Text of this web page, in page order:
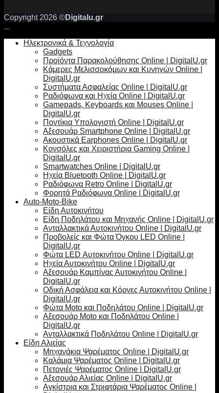
Copyright 2026 ©Digitalu.gr
Ηλεκτρονικά & Τεχνολογία
Gadgets
Προϊόντα Παρακολούθησης Online | DigitalU.gr
Κάμερες Μελισσοκόμων και Κυνηγών Online |
DigitalU.gr
Συστήματα Ασφαλείας Online | DigitalU.gr
Ραδιόφωνα και Ηχεία Online | DigitalU.gr
Gamepads, Keyboards και Mouses Online |
DigitalU.gr
Ποντίκια Υπολογιστή Online | DigitalU.gr
Αξεσουάρ Smartphone Online | DigitalU.gr
Ακουστικά Earphones Online | DigitalU.gr
Κονσόλες και Χειριστήρια Gaming Online |
DigitalU.gr
Smartwatches Online | DigitalU.gr
Ηχεία Bluetooth Online | DigitalU.gr
Ραδιόφωνα Retro Online | DigitalU.gr
Φορητά Ραδιόφωνα Online | DigitalU.gr
Auto-Moto-Bike
Είδη Αυτοκινήτου
Είδη Ποδηλάτου και Μηχανής Online | DigitalU.gr
Ανταλλακτικά Αυτοκινήτου Online | DigitalU.gr
Προβολείς και Φώτα Όγκου LED Online |
DigitalU.gr
Φώτα LED Αυτοκινήτου Online | DigitalU.gr
Ηχεία Αυτοκινήτου Online | DigitalU.gr
Αξεσουάρ Καμπίνας Αυτοκινήτου Online |
DigitalU.gr
Οδική Ασφάλεια και Κόρνες Αυτοκινήτου Online |
DigitalU.gr
Φώτα Moto και Ποδηλάτου Online | DigitalU.gr
Αξεσουάρ Moto και Ποδηλάτου Online |
DigitalU.gr
Ανταλλακτικά Ποδηλάτου Online | DigitalU.gr
Είδη Αλιείας
Μηχανάκια Ψαρέματος Online | DigitalU.gr
Καλάμια Ψαρέματος Online | DigitalU.gr
Πετονιές Ψαρέματος Online | DigitalU.gr
Αξεσουάρ Αλιείας Online | DigitalU.gr
Αγκίστρια και Στριφτάρια Ψαρέματος Online |